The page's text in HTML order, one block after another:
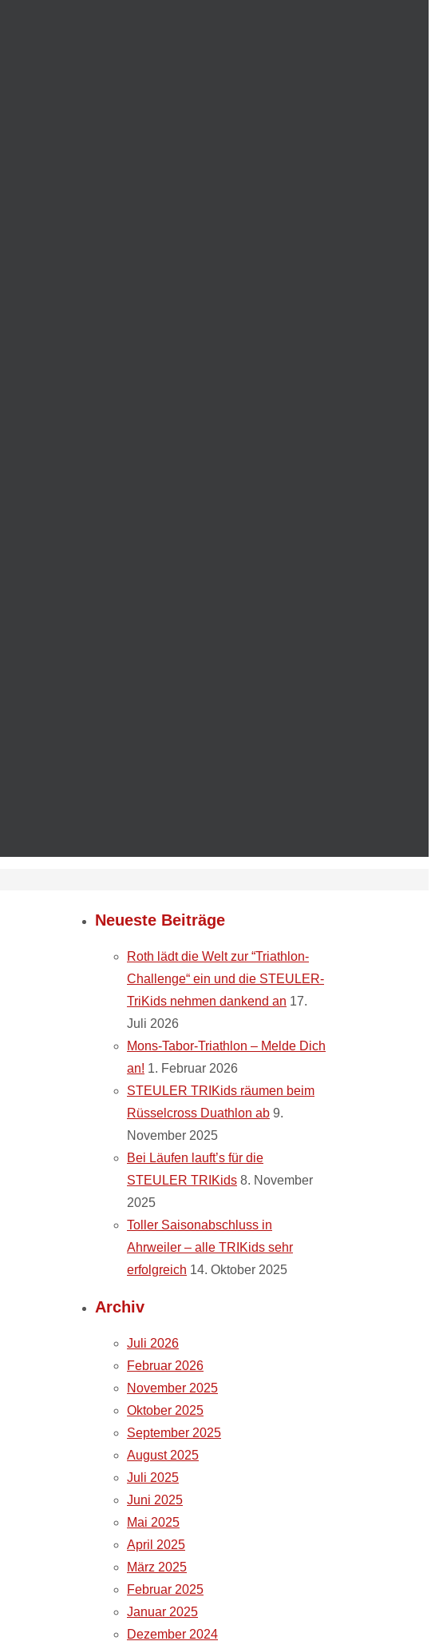
Neueste Beiträge
Roth lädt die Welt zur “Triathlon-
Challenge“ ein und die STEULER-
TriKids nehmen dankend an 17.
Juli 2026
Mons-Tabor-Triathlon – Melde Dich
an! 1. Februar 2026
STEULER TRIKids räumen beim
Rüsselcross Duathlon ab 9.
November 2025
Bei Läufen lauft’s für die
STEULER TRIKids 8. November
2025
Toller Saisonabschluss in
Ahrweiler – alle TRIKids sehr
erfolgreich 14. Oktober 2025
Archiv
Juli 2026
Februar 2026
November 2025
Oktober 2025
September 2025
August 2025
Juli 2025
Juni 2025
Mai 2025
April 2025
März 2025
Februar 2025
Januar 2025
Dezember 2024